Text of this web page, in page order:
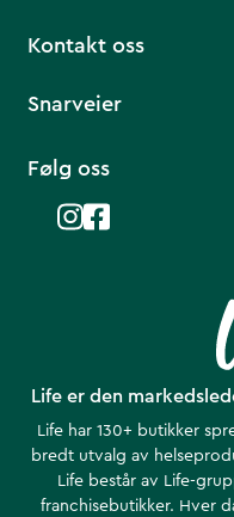
Life er den
Life har 130+ butikker
bredt utvalg av
Life består av Life-
franchisebutikker. Hver
Kontakt oss
Snarveier
Følg oss